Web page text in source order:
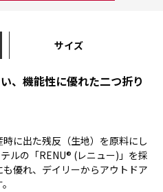
サイズ
、機能性に優れた二つ折り
に出た残反（生地）を原料にし
ルの「RENU® (レニュー)」を採
優れ、デイリーからアウトドア